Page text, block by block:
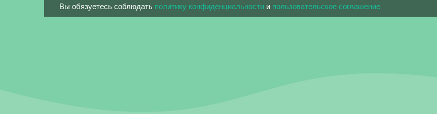
Вы обязуетесь соблюдать политику конфиденциальности и пользовательское соглашение